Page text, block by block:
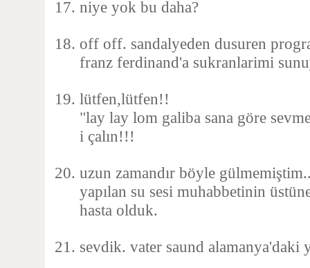
niye yok bu daha?
off off. sandalyeden dusuren
franz ferdinand'a sukranlarimi
lütfen,lütfen!!
"lay lay lom galiba sana göre
i çalın!!!
uzun zamandır böyle
yapılan su sesi muhabbetinin
hasta olduk.
sevdik. vater saund alamanya'daki